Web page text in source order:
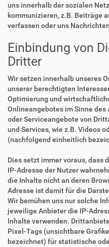
uns innerhalb der sozialen
kommunizieren, z.B. Beiträge
verfassen oder uns
Einbindung von
Dritter
Wir setzen innerhalb unseres
unserer berechtigten
Optimierung und
Onlineangebotes im Sinne des
oder Serviceangebote von
und Services, wie z.B. Videos
(nachfolgend einheitlich
Dies setzt immer voraus, dass
IP-Adresse der Nutzer
die Inhalte nicht an deren
Adresse ist damit für die
Wir bemühen uns nur solche
jeweilige Anbieter die IP-
Inhalte verwenden.
Pixel-Tags (unsichtbare
bezeichnet) für statistische